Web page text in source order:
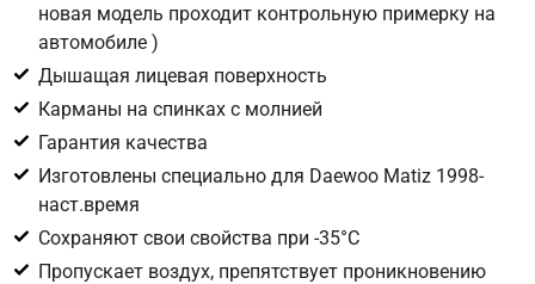
Цифра с картинки
новая модель проходит контрольную примерку на
автомобиле )
Дышащая лицевая поверхность
Карманы на спинках с молнией
Гарантия качества
Изготовлены специально для Daewoo Matiz 1998-
наст.время
Сохраняют свои свойства при -35°С
Пропускает воздух, препятствует проникновению